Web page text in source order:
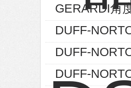
GERARDI角
DUFF-
DUFF-
DUFF-